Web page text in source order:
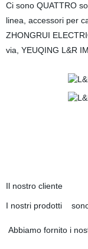
Ci sono QUATTRO
linea, accessori per
ZHONGRUI
via, YEUQING L&R
Il nostro cliente
I nostri prodotti
Abbiamo fornito i